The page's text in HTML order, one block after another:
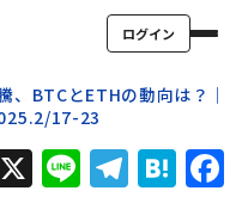
ログイン
、BTCとETHの動向は？｜
17-23
X Line